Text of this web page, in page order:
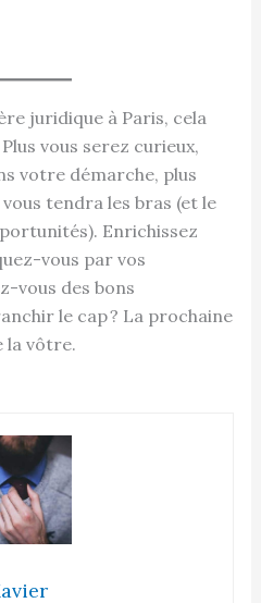
juridique à Paris, cela
vous serez curieux,
votre démarche, plus
tendra les bras (et le
Enrichissez
vous par vos
vous des bons
le cap ? La prochaine
la vôtre.